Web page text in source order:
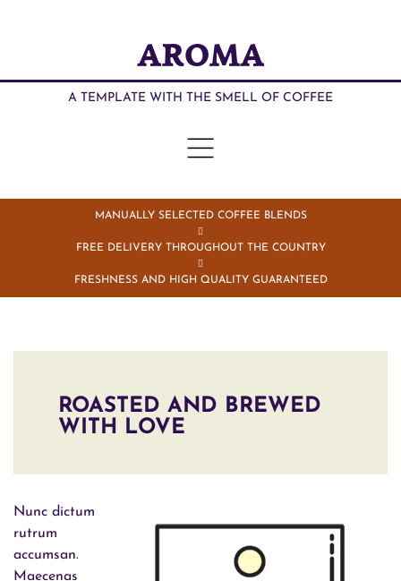
AROMA
A TEMPLATE WITH THE SMELL OF COFFEE
MANUALLY SELECTED COFFEE BLENDS
FREE DELIVERY THROUGHOUT THE COUNTRY
FRESHNESS AND HIGH QUALITY GUARANTEED
ROASTED AND BREWED
WITH LOVE
Nunc dictum
rutrum
accumsan.
Maecenas